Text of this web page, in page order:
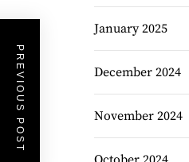
PREVIOUS POST
January 2025
December 2024
November 2024